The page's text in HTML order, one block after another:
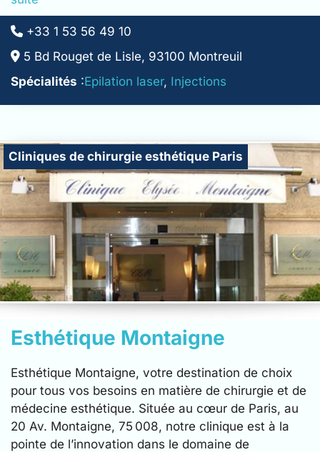
+33 1 53 56 49 10
5 Bd Rouget de Lisle, 93100 Montreuil
Spécialités :Epilation laser, Injections
Cliniques de chirurgie esthétique Paris
Esthétique Montaigne
Esthétique Montaigne, votre destination de choix
pour tous vos besoins en matière de chirurgie et de
médecine esthétique. Située au cœur de Paris, au
20 Av. Montaigne, 75 008, notre clinique est à la
pointe de l’innovation dans le domaine de